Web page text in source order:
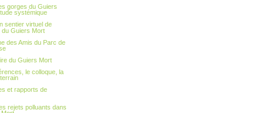
gorges du Guiers
systémique
sentier virtuel de
Guiers Mort
des Amis du Parc de
du Guiers Mort
le colloque, la
et rapports de
rejets polluants dans